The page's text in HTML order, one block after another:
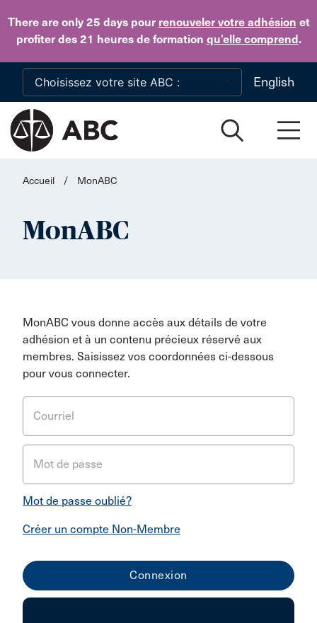
There are only 25 dayspour renouveler votre adhésion et
profiter des 21 heures de formation qu’elle comprend.
Skip to main content
English
Accueil / MonABC
MonABC
MonABC vous donne accès aux détails de votre
adhésion et à un contenu précieux réservé aux
membres. Saisissez vos coordonnées ci-dessous
pour vous connecter.
Courriel
Mot de passe
Mot de passe oublié?
Créer un compte Non-Membre